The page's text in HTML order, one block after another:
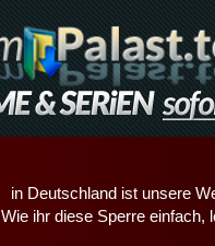
in Deutschland ist unsere
Wie ihr diese Sperre einfach,